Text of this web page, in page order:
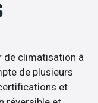
de climatisation à
de plusieurs
et